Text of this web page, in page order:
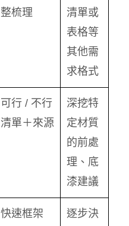
整梳理
清單或
表格等
其他需
求格式
可行 / 不行
清單＋來源
深挖特
定材質
的前處
理、底
漆建議
快速框架
逐步決